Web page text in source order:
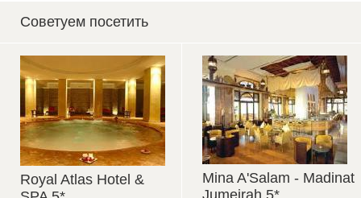
Советуем посетить
Royal Atlas Hotel &
Mina A'Salam - Madinat
Jumeirah 5*